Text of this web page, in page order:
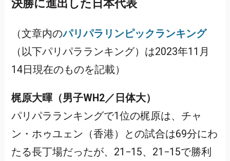
決勝に進出した日本代表
（文章内のパリパラリンピックランキング
（以下パリパラランキング）は2023年11月
14日現在のものを記載）
梶原大暉（男子WH2／日体大）
パリパラランキングで1位の梶原は、チャ
ン・ホゥユェン（香港）との試合は69分にわ
たる長丁場だったが、21−15、21−15で勝利